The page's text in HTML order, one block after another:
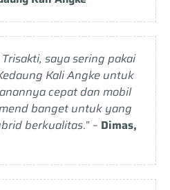
saya sering pakai
Kali Angke untuk
cepat dan mobil
banget untuk yang
berkualitas.” – Dimas,